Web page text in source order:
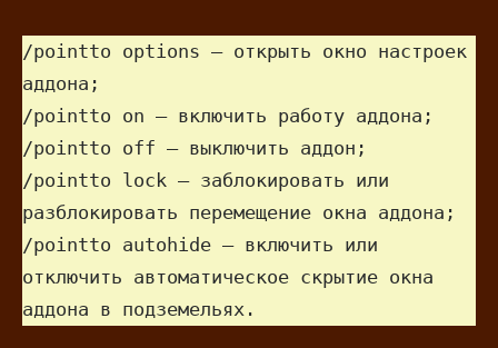
/pointto options — открыть окно настроек
аддона;
/pointto on — включить работу аддона;
/pointto off — выключить аддон;
/pointto lock — заблокировать или
разблокировать перемещение окна аддона;
/pointto autohide — включить или
отключить автоматическое скрытие окна
аддона в подземельях.